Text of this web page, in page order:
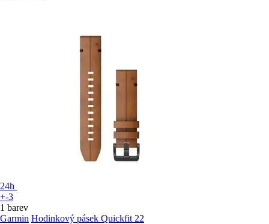
24h
+-3
1 barev
Garmin Hodinkový pásek Quickfit 22